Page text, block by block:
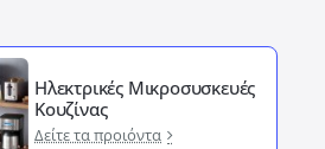
Ηλεκτρικές Μικροσυσκευές
Κουζίνας
Δείτε τα προιόντα